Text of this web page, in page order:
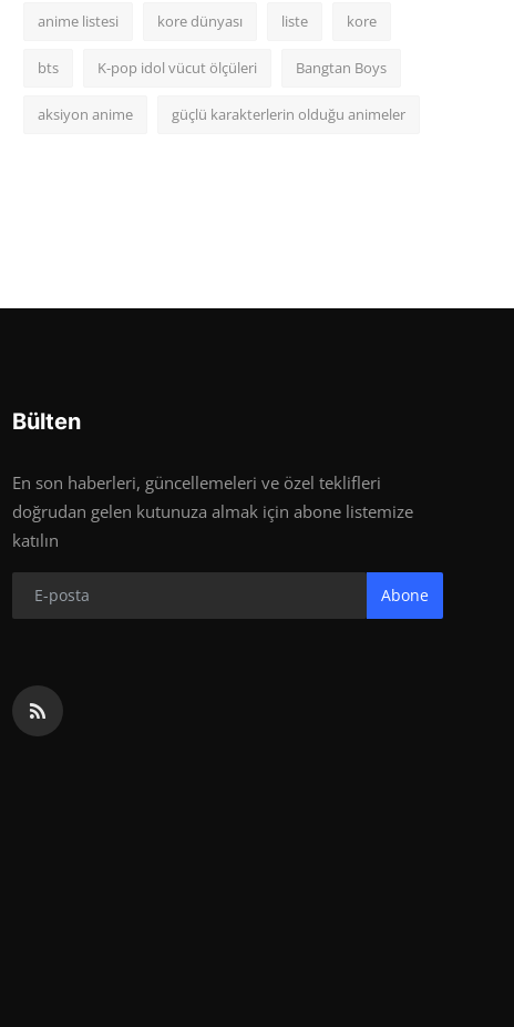
anime listesi kore dünyası liste kore
bts K-pop idol vücut ölçüleri Bangtan Boys
aksiyon anime güçlü karakterlerin olduğu animeler
Bülten
En son haberleri, güncellemeleri ve özel teklifleri
doğrudan gelen kutunuza almak için abone listemize
katılın
Abone